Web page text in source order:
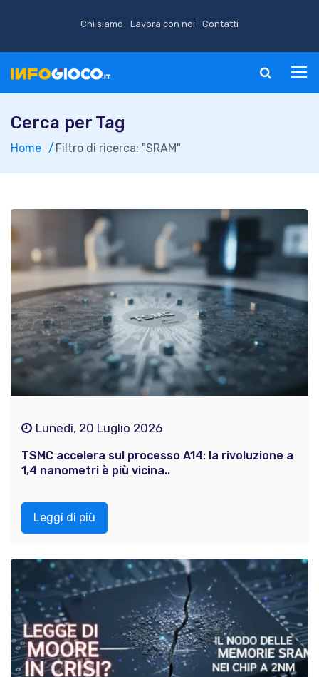
Chi siamo Lavora con noi Contatti
Cerca per Tag
Home Filtro di ricerca: "SRAM"
Lunedì, 20 Luglio 2026
TSMC accelera sul processo A14: la rivoluzione a
1,4 nanometri è più vicina..
Leggi di più